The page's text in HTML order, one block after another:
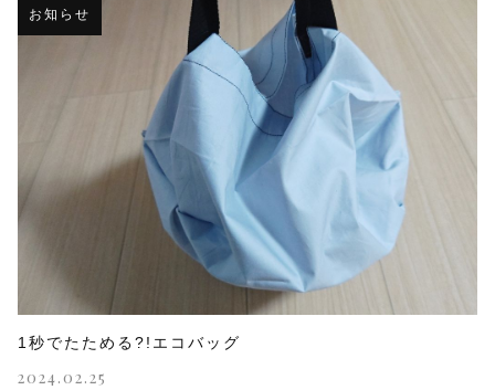
お知らせ
1秒でたためる?!エコバッグ
2024.02.25